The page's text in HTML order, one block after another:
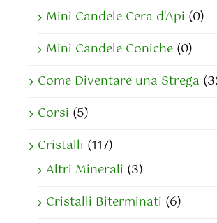
Mini Candele Cera d'Api (0)
Mini Candele Coniche (0)
Come Diventare una Strega
Corsi (5)
Cristalli (117)
Altri Minerali (3)
Cristalli Biterminati (6)